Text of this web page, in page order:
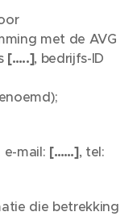
met de AVG
[…..], bedrijfs-ID
mail: [……], tel:
die betrekking